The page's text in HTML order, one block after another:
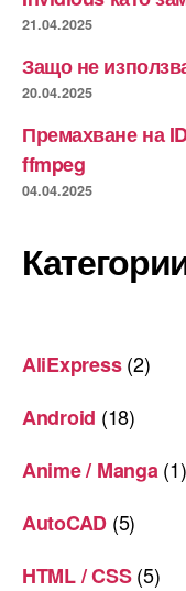
21.04.2025
Защо не
20.04.2025
Премахване на
ffmpeg
04.04.2025
AliExpress(2)
Android (18)
Anime / Manga (1)
AutoCAD (5)
HTML / CSS(5)